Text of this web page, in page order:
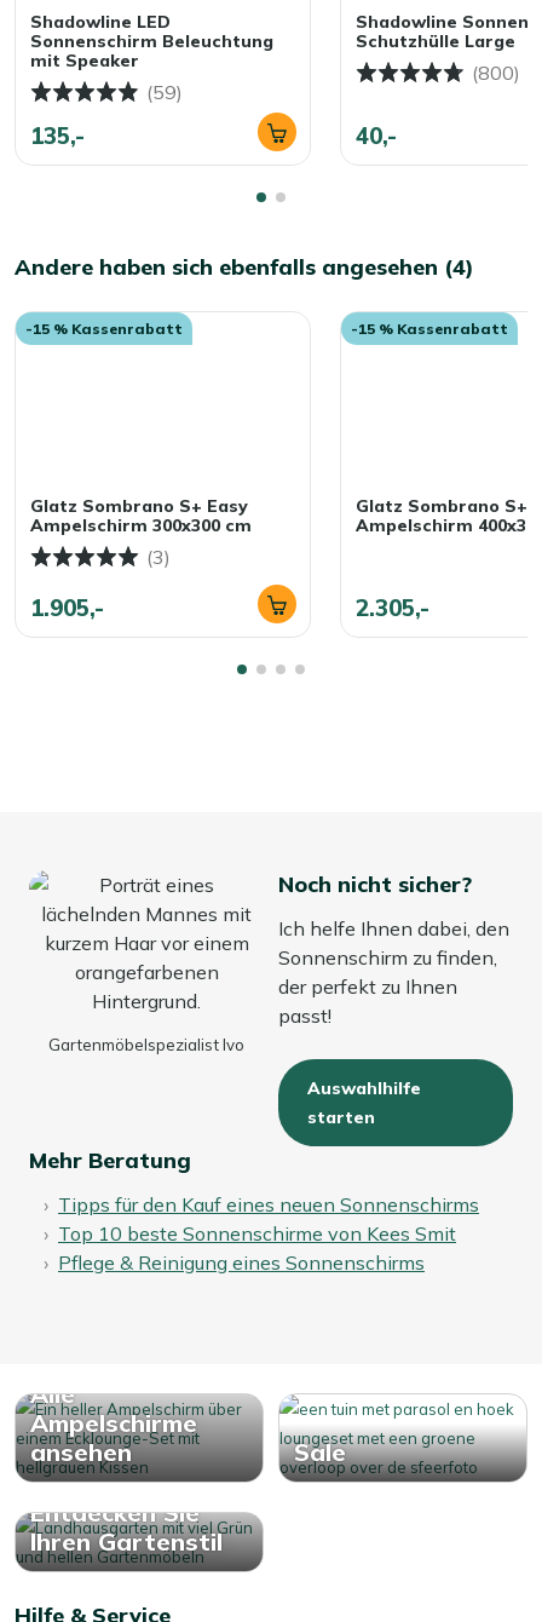
Shadowline LED
Sonnenschirm Beleuchtung
mit Speaker
(59)
135,-
Shadowline
Schutzhülle Large
(800)
40,-
Andere haben sich ebenfalls angesehen (4)
-15 % Kassenrabatt
Glatz Sombrano S+ Easy
Ampelschirm 300x300 cm
(3)
1.905,-
-15 % Kassenrabatt
Glatz Sombrano S+
Ampelschirm
2.305,-
Gartenmöbelspezialist Ivo
Noch nicht sicher?
Ich helfe Ihnen dabei, den
Sonnenschirm zu finden,
der perfekt zu Ihnen
passt!
Auswahlhilfe
starten
Mehr Beratung
Tipps für den Kauf eines neuen Sonnenschirms
Top 10 beste Sonnenschirme von Kees Smit
Pflege & Reinigung eines Sonnenschirms
Alle
Ampelschirme
ansehen
Sale
Entdecken Sie
Ihren Gartenstil
Hilfe & Service